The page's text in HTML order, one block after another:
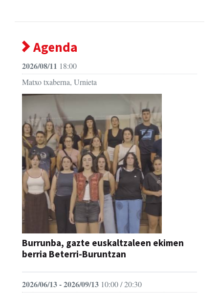
Agenda
2026/08/11 18:00
Matxo txaberna, Urnieta
Burrunba, gazte euskaltzaleen ekimen
berria Beterri-Buruntzan
2026/06/13 - 2026/09/13 10:00 / 20:30